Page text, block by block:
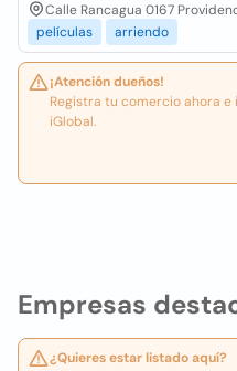
Empresas
¿Quieres estar listado aquí?
Calle Rancagua 0167
películas
arriendo
¡Atención dueños!
Registra tu comercio ahora
iGlobal.